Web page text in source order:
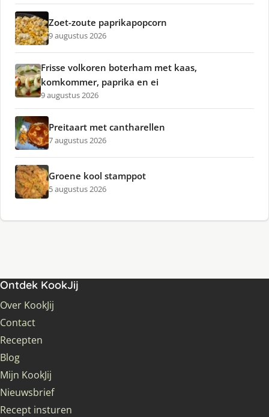
Zoet-zoute paprikapopcorn
9 augustus 2026
Frisse volkoren boterham met kaas,
komkommer, paprika en ei
9 augustus 2026
Preitaart met cantharellen
7 augustus 2026
Groene kool stamppot
5 augustus 2026
Ontdek KookJij
Over KookJij
Contact
Recepten
Blog
Mijn KookJij
Nieuwsbrief
Recept insturen